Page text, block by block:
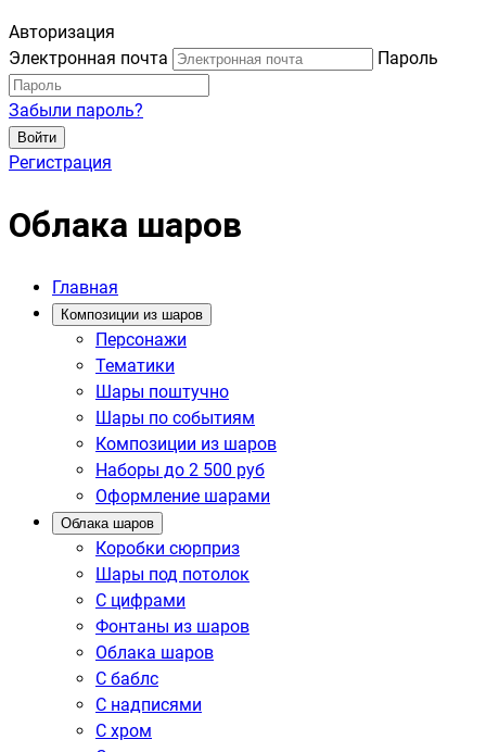
Авторизация
Электронная почта
Пароль
Забыли пароль?
Войти
Регистрация
Облака шаров
Главная
Композиции из шаров
Персонажи
Тематики
Шары поштучно
Шары по событиям
Композиции из шаров
Наборы до 2 500 руб
Оформление шарами
Облака шаров
Коробки сюрприз
Шары под потолок
С цифрами
Фонтаны из шаров
Облака шаров
С баблс
С надписями
С хром